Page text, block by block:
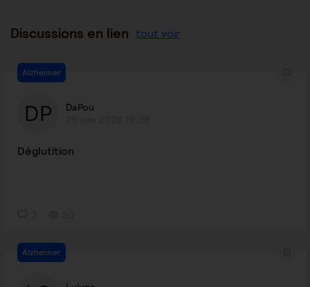
Discussions en lien tout voir
Alzheimer
DaPou
Déglutition
Alzheimer